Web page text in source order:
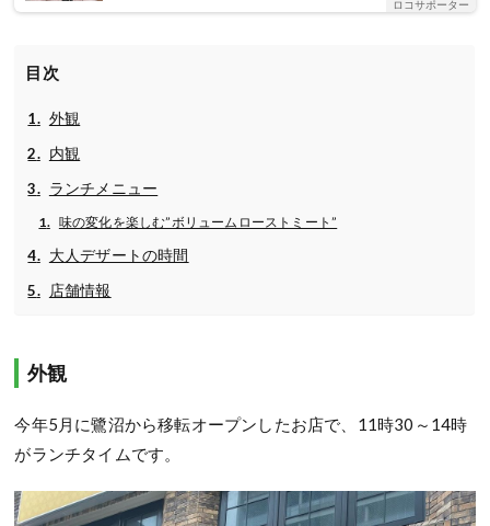
ロコサポーター
目次
外観
内観
ランチメニュー
味の変化を楽しむ”ボリュームローストミート”
大人デザートの時間
店舗情報
外観
今年5月に鷺沼から移転オープンしたお店で、11時30～14時
がランチタイムです。